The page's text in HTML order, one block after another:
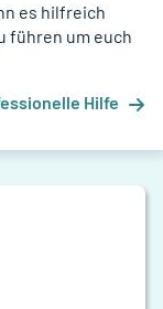
es hilfreich
führen um euch
Hilfe